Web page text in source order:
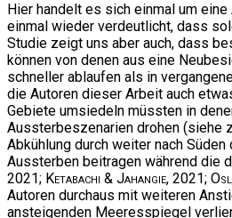
Hier handelt es sich einmal um
einmal wieder verdeutlicht, dass
Studie zeigt uns aber auch, dass
können von denen aus eine
schneller ablaufen als in
die Autoren dieser Arbeit auch
Gebiete umsiedeln müssten in
Aussterbeszenarien drohen (siehe
Abkühlung durch weiter nach
Aussterben beitragen während die
2021; Ketabachi & Jahangie, 2021;
Autoren durchaus mit weiteren
ansteigenden Meeresspiegel